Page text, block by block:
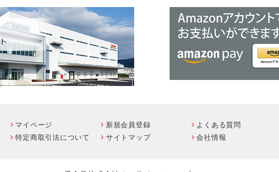
マイページ 新規会員登録 よくある質問
特定商取引法について サイトマップ 会社情報